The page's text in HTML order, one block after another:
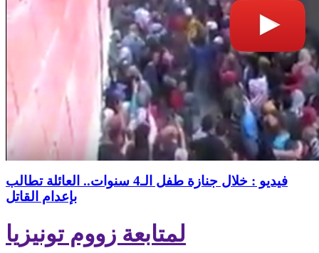
فيديو : خلال جنازة طفل الـ4 سنوات.. العائلة تطالب
بإعدام القاتل
لمتابعة زووم تونيزيا